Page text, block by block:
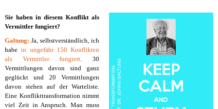
Sie haben in diesem Konflikt als
Vermittler fungiert?
Galtung: Ja, selbstverständlich, ich
habein ungefähr 150 Konflikten
als Vermittler fungiert . 30
Vermittlungen davon sind ganz
geglückt und 20 Vermittlungen
davon stehen auf der Warteliste.
Eine Konflikttransformation nimmt
viel Zeit in Anspruch. Man muss